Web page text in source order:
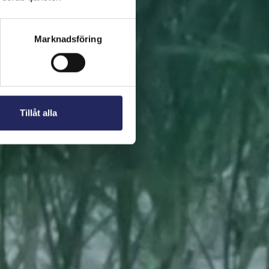
Marknadsföring
Tillåt alla
present. En bit av